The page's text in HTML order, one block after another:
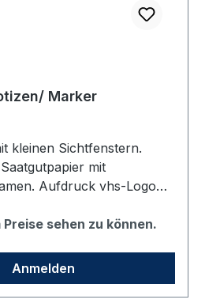
Marker
kleinen Sichtfenstern.
mit
Aufdruck vhs-Logo
sehen zu können.
Anmelden